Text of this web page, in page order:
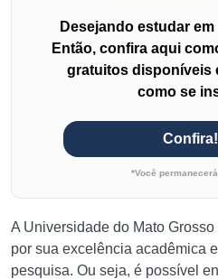
Desejando estudar
Então, confira aqui
gratuitos disponíveis
como se
Confira!
*Você
A Universidade do Mato Grosso
por sua excelência acadêmica
pesquisa. Ou seja, é possível